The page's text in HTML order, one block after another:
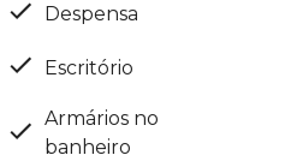
Despensa
Escritório
Armários no
banheiro